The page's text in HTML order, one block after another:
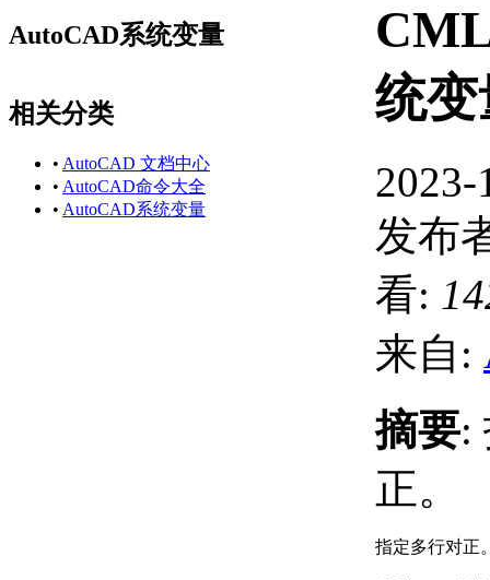
AutoCAD系统变量
相关分类
• AutoCAD 文档中心
• AutoCAD命令大全
• AutoCAD系统变量
统
2023-
发布
看:
来自:
摘要:
正。
指定多行对正